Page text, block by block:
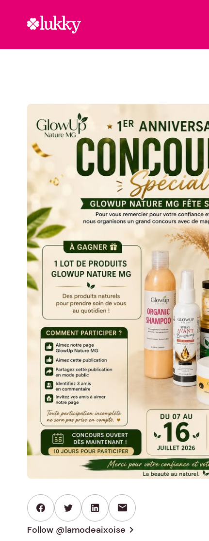
mail
Follow @lamodeaixoise chevron_right